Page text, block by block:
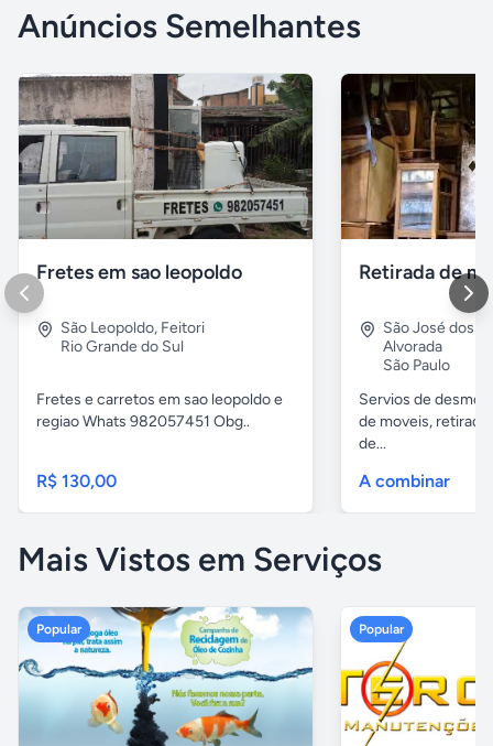
Anúncios Semelhantes
Fretes em sao leopoldo
São Leopoldo, Feitori
Rio Grande do Sul
Fretes e carretos em sao leopoldo e
regiao Whats 982057451 Obg..
R$ 130,00
São José dos
Alvorada
São Paulo
Servios de
de moveis,
de...
A combinar
Mais Vistos em Serviços
Popular Popular